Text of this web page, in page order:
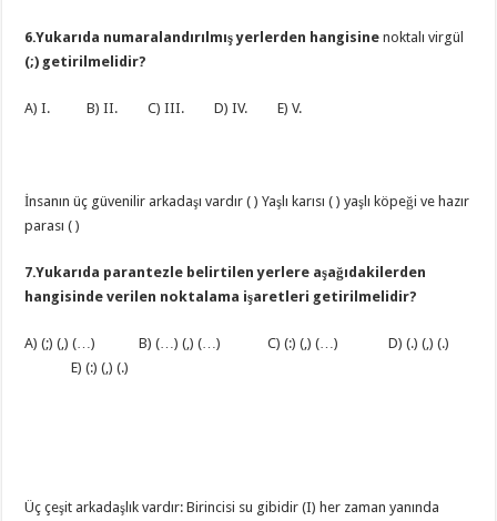
6.Yukarıda numaralandırılmış yerlerden hangisinenoktalı virgül
(;) getirilmelidir?
A) I. B) II. C) III. D) IV. E) V.
İnsanın üç güvenilir arkadaşı vardır ( ) Yaşlı karısı ( ) yaşlı köpeği ve hazır
parası ( )
7.Yukarıda parantezle belirtilen yerlere aşağıdakilerden
hangisinde verilen noktalama işaretleri getirilmelidir?
A) (;) (,) (…) B) (…) (,) (…) C) (:) (,) (…) D) (.) (,) (.)
E) (:) (,) (.)
Üç çeşit arkadaşlık vardır: Birincisi su gibidir (I) her zaman yanında